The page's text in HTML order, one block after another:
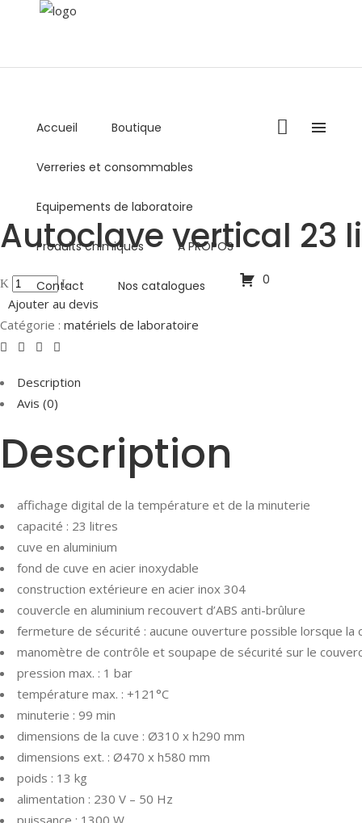
Lundi - Vendredi : 8:00AM - 5:00PM
Accueil Boutique
Verreries et consommables
Equipements de laboratoire
Produits chimiques A PROPOS
Contact Nos catalogues 0
Autoclave vertical 23
Ajouter au devis
Catégorie : matériels de laboratoire
Description
Avis (0)
Description
affichage digital de la température et de la minuterie
capacité : 23 litres
cuve en aluminium
fond de cuve en acier inoxydable
construction extérieure en acier inox 304
couvercle en aluminium recouvert d’ABS anti-brûlure
fermeture de sécurité : aucune ouverture possible lorsque la
manomètre de contrôle et soupape de sécurité sur le
pression max. : 1 bar
température max. : +121°C
minuterie : 99 min
dimensions de la cuve : Ø310 x h290 mm
dimensions ext. : Ø470 x h580 mm
poids : 13 kg
alimentation : 230 V – 50 Hz
puissance : 1300 W